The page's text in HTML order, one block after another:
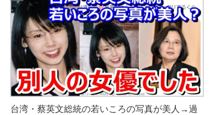
台湾・蔡英文総統の若いころの写真が美人→過